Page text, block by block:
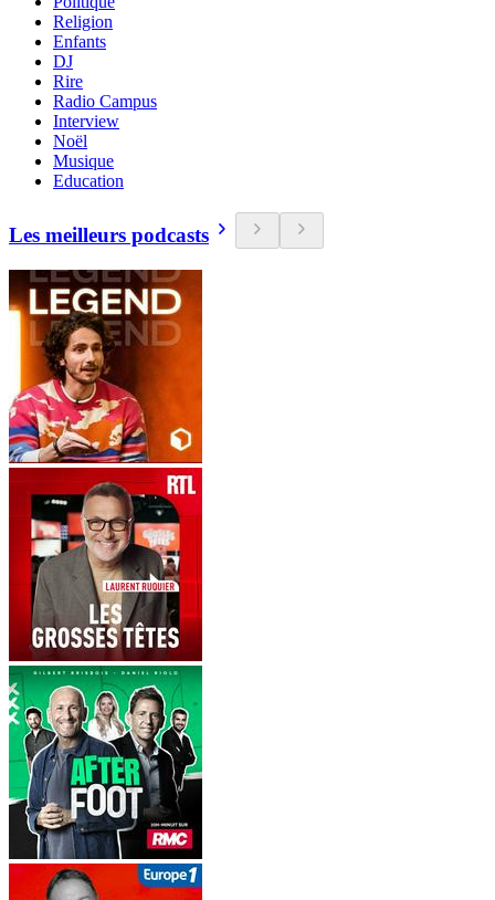
Religion
Enfants
DJ
Rire
Radio Campus
Interview
Noël
Musique
Education
Les meilleurs podcasts